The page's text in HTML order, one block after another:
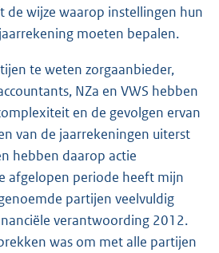
de wijze waarop instellingen hun
moeten bepalen.
te weten zorgaanbieder,
NZa en VWS hebben
en de gevolgen ervan
van de jaarrekeningen uiterst
hebben daarop actie
afgelopen periode heeft mijn
partijen veelvuldig
verantwoording 2012.
was om met alle partijen